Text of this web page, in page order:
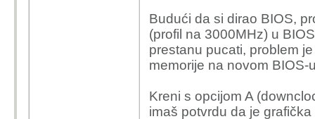
Budući da si dirao BIOS,
(profil na 3000MHz) u
prestanu pucati, problem
memorije na novom BIOS-
Kreni s opcijom A
imaš potvrdu da je